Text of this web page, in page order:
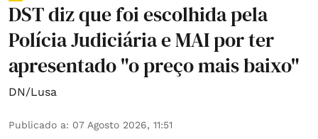
DST diz que foi escolhida pela
Polícia Judiciária e MAI por ter
apresentado "o preço mais baixo"
DN/Lusa
Publicado a: 07 Agosto 2026, 11:51